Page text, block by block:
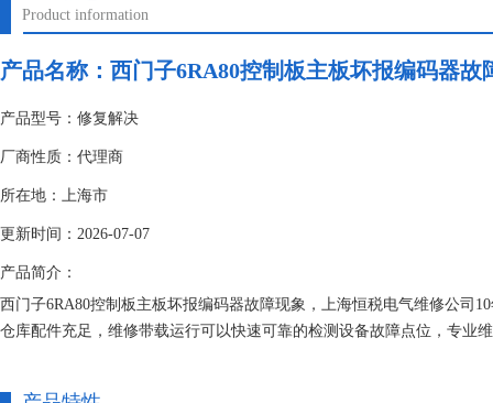
Product information
产品名称： 西门子6RA80控制板主板坏报编码器故
产品型号：修复解决
厂商性质：代理商
所在地：上海市
更新时间：2026-07-07
产品简介：
西门子6RA80控制板主板坏报编码器故障现象，上海恒税电气维修公司
仓库配件充足，维修带载运行可以快速可靠的检测设备故障点位，专业